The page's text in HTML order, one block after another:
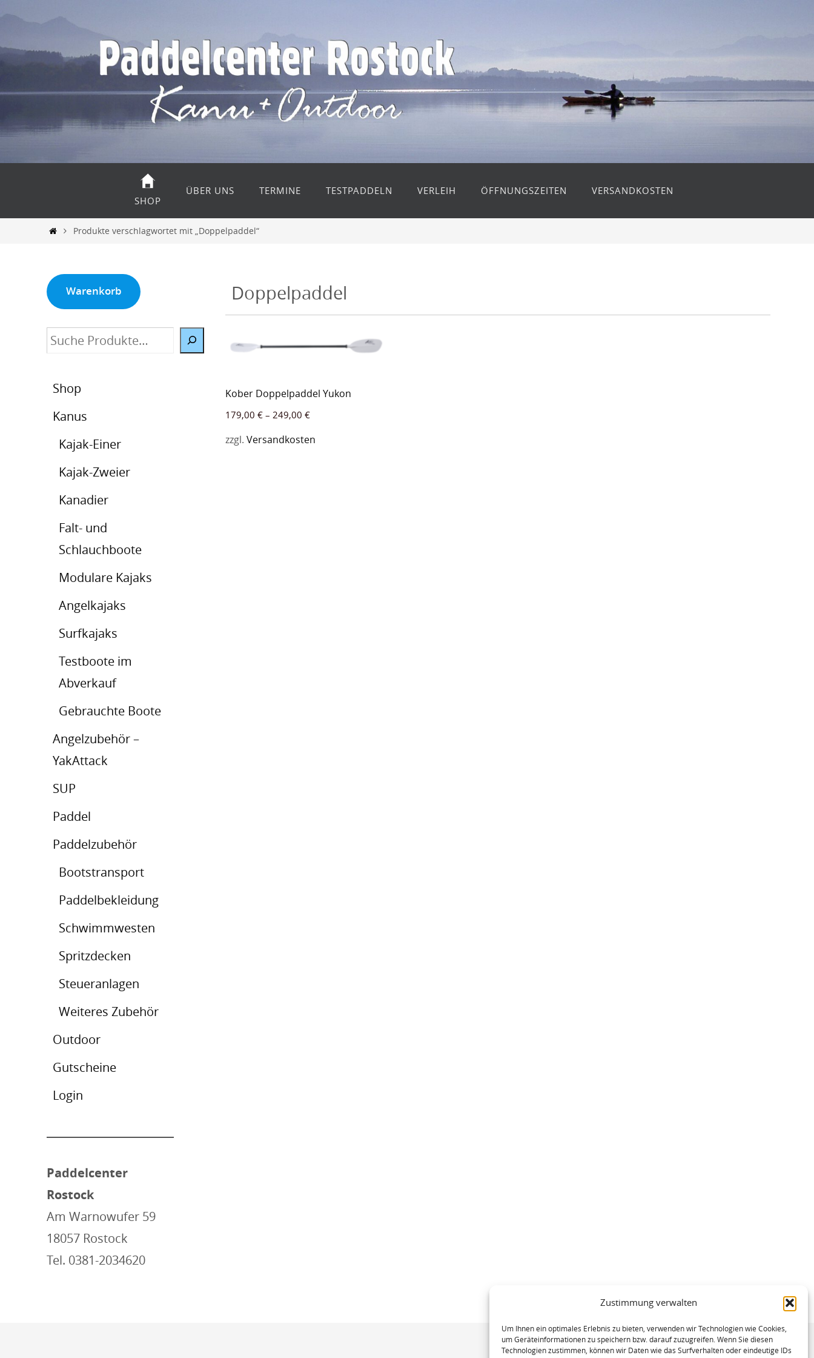
Zustimmung verwalten
Um Ihnen ein optimales Erlebnis zu bieten, verwenden wir Technologien wie Cookies,
um Geräteinformationen zu speichern bzw. darauf zuzugreifen. Wenn Sie diesen
Technologien zustimmen, können wir Daten wie das Surfverhalten oder eindeutige IDs
springen
SHOP
ÜBER UNS TERMINE TESTPADDELN VERLEIH ÖFFNUNGSZEITEN VERSANDKOSTEN
StartProdukte verschlagwortet mit „Doppelpaddel“
Doppelpaddel
Kober Doppelpaddel Yukon
179,00 € – 249,00 €
zzgl. Versandkosten
Warenkorb
Suche
Shop
Kanus
Kajak-Einer
Kajak-Zweier
Kanadier
Falt- und
Schlauchboote
Modulare Kajaks
Angelkajaks
Surfkajaks
Testboote im
Abverkauf
Gebrauchte Boote
Angelzubehör –
YakAttack
SUP
Paddel
Paddelzubehör
Bootstransport
Paddelbekleidung
Schwimmwesten
Spritzdecken
Steueranlagen
Weiteres Zubehör
Outdoor
Gutscheine
Login
Paddelcenter
Rostock
Am Warnowufer 59
18057 Rostock
Tel. 0381-2034620